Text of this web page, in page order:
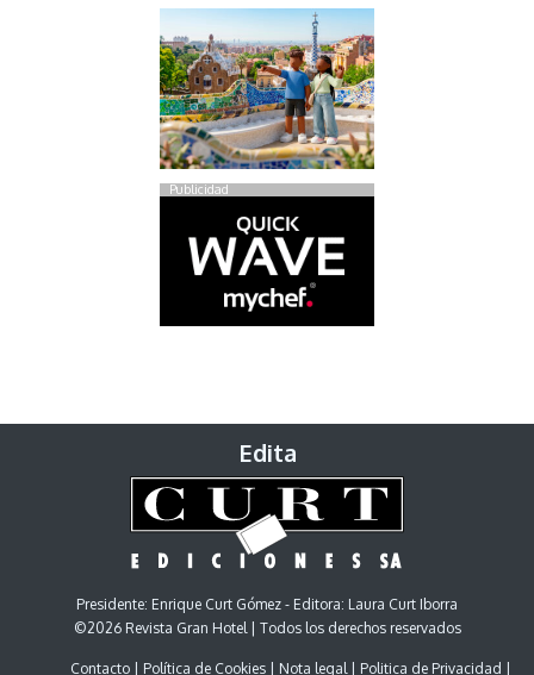
Publicidad
Edita
Presidente: Enrique Curt Gómez - Editora: Laura Curt Iborra
©2026 Revista Gran Hotel | Todos los derechos reservados
Contacto Política de Cookies Nota legal Politica de Privacidad